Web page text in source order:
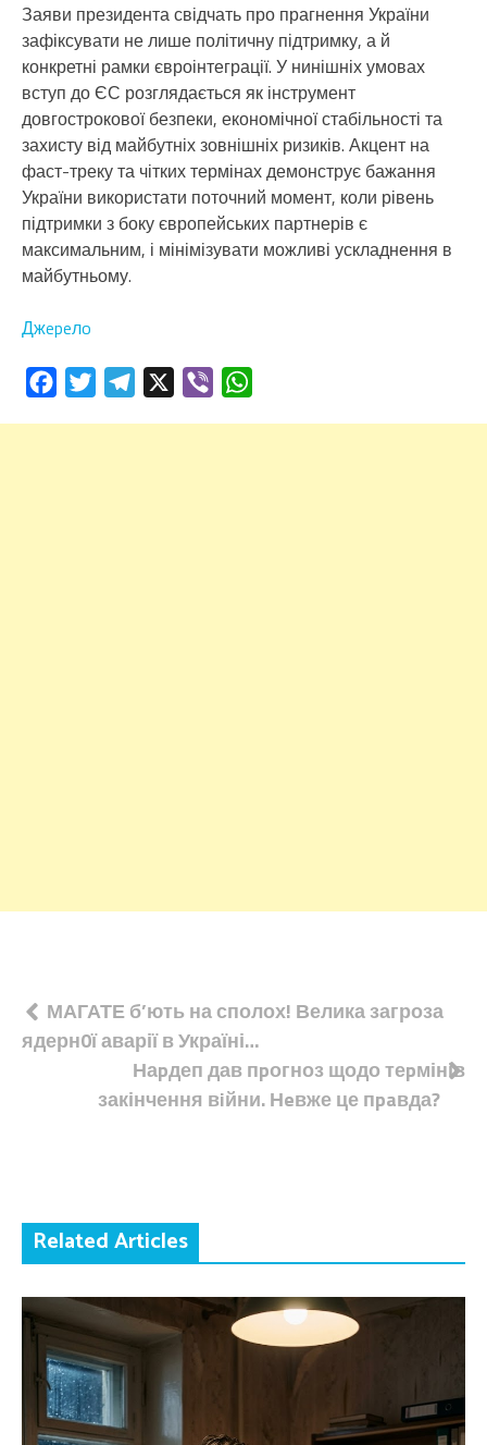
Заяви президента свідчать про прагнення України
зафіксувати не лише політичну підтримку, а й
конкретні рамки євроінтеграції. У нинішніх умовах
вступ до ЄС розглядається як інструмент
довгострокової безпеки, економічної стабільності та
захисту від майбутніх зовнішніх ризиків. Акцент на
фаст-треку та чітких термінах демонструє бажання
України використати поточний момент, коли рівень
підтримки з боку європейських партнерів є
максимальним, і мінімізувати можливі ускладнення в
майбутньому.
Джepeлo
FacebookTwitterTelegram Viber
Навігація
записів
МАГАТЕ б’ють на сполох! Велика загроза
ядерн0ї аварії в Україні…
Наpдеп дав пpогноз щодо теpмінів
закінчення вiйни. Нeвже це пpaвда?
Related Articles